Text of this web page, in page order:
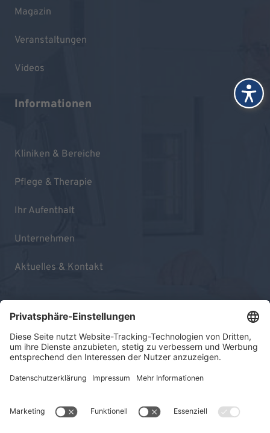
Magazin
Veranstaltungen
Videos
Informationen
Kliniken & Bereiche
Pflege & Therapie
Ihr Aufenthalt
Unternehmen
Aktuelles & Kontakt
Impressum
Datenschutz